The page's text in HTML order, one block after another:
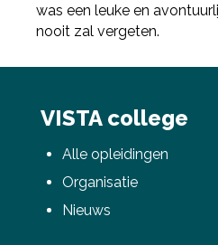
was een leuke en
nooit zal vergeten.
VISTA college
Alle opleidingen
Organisatie
Nieuws